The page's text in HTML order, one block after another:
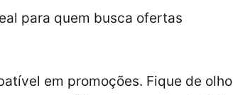
para quem busca ofertas
em promoções. Fique de olho